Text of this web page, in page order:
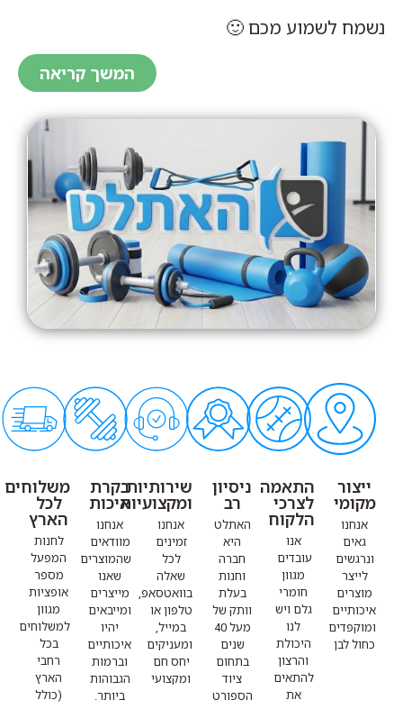
נשמח לשמוע מכם 🙂
המשך קריאה
ייצור
מקומי
אנחנו
גאים
ונרגשים
לייצר
מוצרים
איכותיים
ומוקפדים
כחול לבן
התאמה
לצרכי
הלקוח
אנו
עובדים
מגוון
חומרי
גלם ויש
לנו
היכולת
והרצון
להתאים
את
ניסיון
רב
האתלט
היא
חברה
וחנות
בעלת
וותק של
מעל 40
שנים
בתחום
ציוד
הספורט
שירותיות
ומקצועיות
אנחנו
זמינים
לכל
שאלה
בוואטסאפ,
טלפון או
במייל,
ומעניקים
יחס חם
ומקצועי
בקרת
איכות
אנחנו
מוודאים
שהמוצרים
שאנו
מייצרים
ומייבאים
יהיו
איכותיים
וברמות
הגבוהות
ביותר.
משלוחים
לכל
הארץ
לחנות
המפעל
מספר
אופציות
מגוון
למשלוחים
בכל
רחבי
הארץ
(כולל